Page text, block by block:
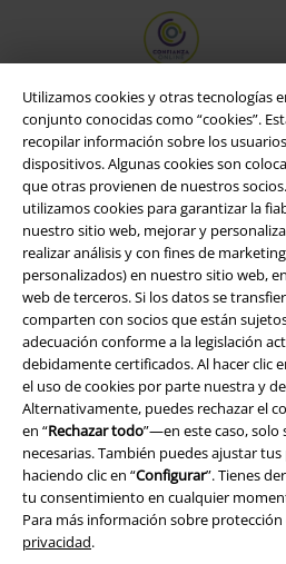
Utilizamos cookies y otras tecnologías
conjunto conocidas como “cookies”.
recopilar información sobre los
dispositivos. Algunas cookies son
que otras provienen de nuestros
utilizamos cookies para garantizar la
nuestro sitio web, mejorar y
realizar análisis y con fines de
personalizados) en nuestro sitio web,
web de terceros. Si los datos se
comparten con socios que están
adecuación conforme a la legislación
debidamente certificados. Al hacer clic
el uso de cookies por parte nuestra y
Alternativamente, puedes rechazar el
en “Rechazar todo”—en este caso, solo
necesarias. También puedes ajustar
haciendo clic en “Configurar”. Tienes
tu consentimiento en cualquier
Para más información sobre
privacidad.
Legal
Términos y Condiciones
Aviso Legal
Ley protección de datos
Eliminación de residuos y protección
Declaración de Conformidad